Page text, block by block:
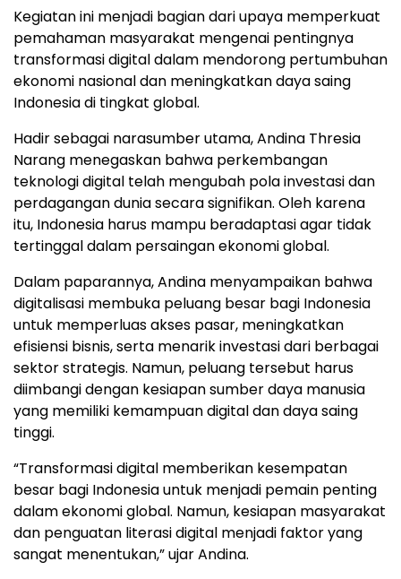
Kegiatan ini menjadi bagian dari upaya memperkuat
pemahaman masyarakat mengenai pentingnya
transformasi digital dalam mendorong pertumbuhan
ekonomi nasional dan meningkatkan daya saing
Indonesia di tingkat global.
Hadir sebagai narasumber utama, Andina Thresia
Narang menegaskan bahwa perkembangan
teknologi digital telah mengubah pola investasi dan
perdagangan dunia secara signifikan. Oleh karena
itu, Indonesia harus mampu beradaptasi agar tidak
tertinggal dalam persaingan ekonomi global.
Dalam paparannya, Andina menyampaikan bahwa
digitalisasi membuka peluang besar bagi Indonesia
untuk memperluas akses pasar, meningkatkan
efisiensi bisnis, serta menarik investasi dari berbagai
sektor strategis. Namun, peluang tersebut harus
diimbangi dengan kesiapan sumber daya manusia
yang memiliki kemampuan digital dan daya saing
tinggi.
“Transformasi digital memberikan kesempatan
besar bagi Indonesia untuk menjadi pemain penting
dalam ekonomi global. Namun, kesiapan masyarakat
dan penguatan literasi digital menjadi faktor yang
sangat menentukan,” ujar Andina.